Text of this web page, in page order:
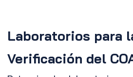
Laboratorios para
Verificación del